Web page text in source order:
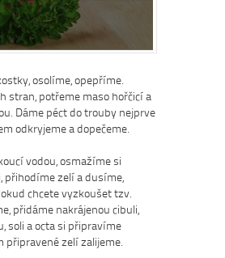
osolíme, opepříme.
stran, potřeme maso hořčicí a
Dáme péct do trouby nejprve
odkryjeme a dopečeme.
vodou, osmažíme si
přihodíme zelí a dusíme,
chcete vyzkoušet tzv.
přidáme nakrájenou cibuli,
soli a octa si připravíme
připravené zelí zalijeme.
hormony štěstí, díky
pikantním jídle můžeme
a spokojenější. Více se